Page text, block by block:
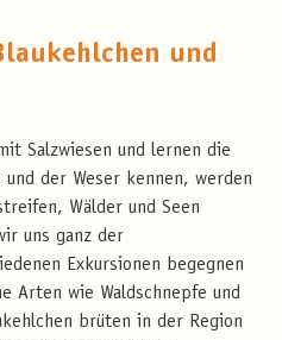
und
Salzwiesen und lernen die
der Weser kennen, werden
Wälder und Seen
uns ganz der
Exkursionen begegnen
Arten wie Waldschnepfe und
brüten in der Region